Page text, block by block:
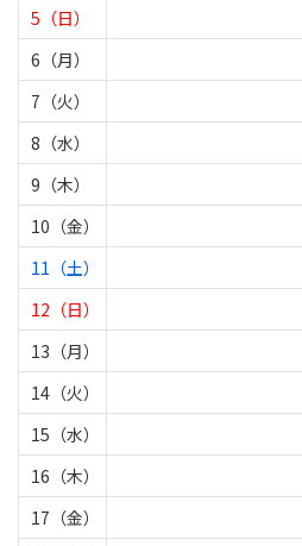
5（日）
6（月）
7（火）
8（水）
9（木）
10（金）
11（土）
12（日）
13（月）
14（火）
15（水）
16（木）
17（金）